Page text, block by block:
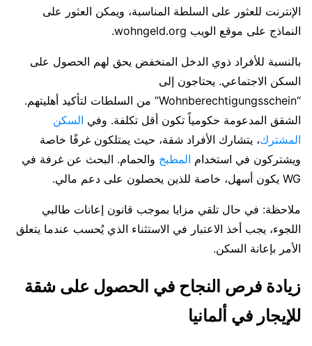
الإنترنت للعثور على السلطة المناسبة، ويمكن العثور على
النماذج على موقع الويب wohngeld.org.
بالنسبة للأفراد ذوي الدخل المنخفض يحق لهم الحصول على
السكن الاجتماعي. يحتاجون إلى
“Wohnberechtigungsschein” من السلطات لتأكيد أهليتهم.
الشقق المدعومة حكومياً تكون أقل تكلفة. وفي السكن
المشترك، يتشارك الأفراد شقة، حيث يمتلكون غرفًا خاصة
ويشتركون في استخدام المطبخ والحمام. البحث عن غرفة في
WG يكون أسهل، خاصة للذين يحصلون على دعم مالي.
ملاحظة: في حال تلقي مزايا بموجب قانون إعانات طالبي
اللجوء، يجب أخذ الاعتبار في الاستثناء الذي يُحسب عندما يتعلق
الأمر بإعانة السكن.
زيادة فرص النجاح في الحصول على شقة
للإيجار في ألمانيا